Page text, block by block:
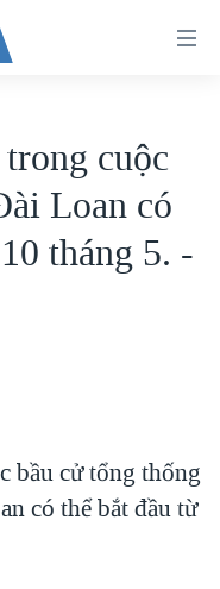
QUÁ KHỨ VÀ HIỆN
cuộc
Loan có
tháng 5. -
bầu cử tổng thống
có thể bắt đầu từ